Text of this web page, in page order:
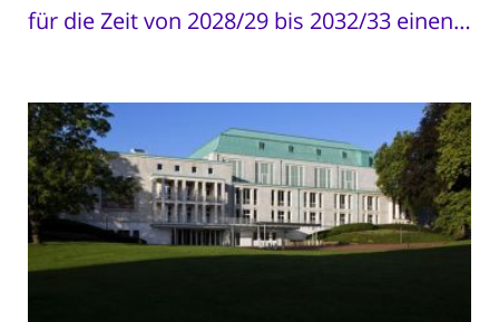
für die Zeit von 2028/29 bis 2032/33 einen…